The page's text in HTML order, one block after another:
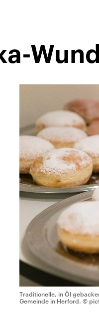
Traditionelle, in Öl
Gemeinde in Herford. ©